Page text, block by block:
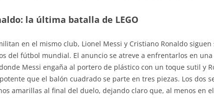
la última batalla de LEGO
en el mismo club, Lionel Messi y Cristiano Ronaldo siguen
del fútbol mundial. El anuncio se atreve a enfrentarlos en
Messi engaña al portero de plástico con un toque sutil y
que el balón cuadrado se parte en tres piezas. Los dos
amarillas al final del duelo, dejando claro que, al menos en